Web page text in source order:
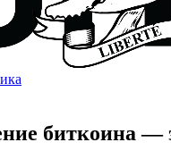
биткоина —